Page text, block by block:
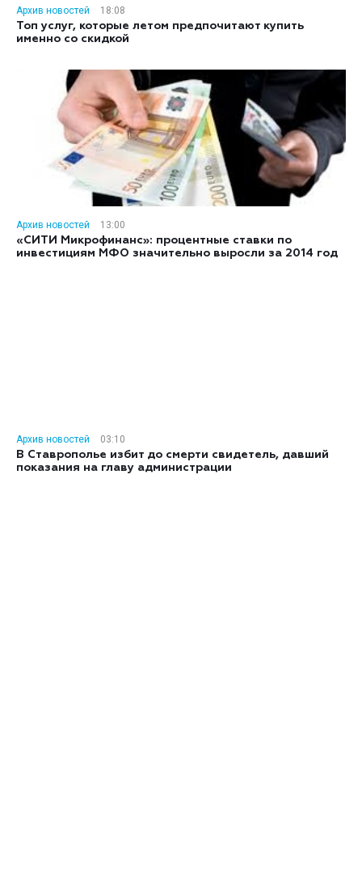
Архив новостей
18:08
Топ услуг, которые летом предпочитают купить
именно со скидкой
Архив новостей
13:00
«СИТИ Микрофинанс»: процентные ставки по
инвестициям МФО значительно выросли за 2014 год
Архив новостей
03:10
В Ставрополье избит до смерти свидетель, давший
показания на главу администрации